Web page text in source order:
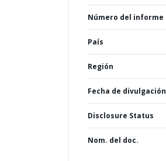
Número del informe
País
Región
Fecha de divulgación
Disclosure Status
Nom. del doc.